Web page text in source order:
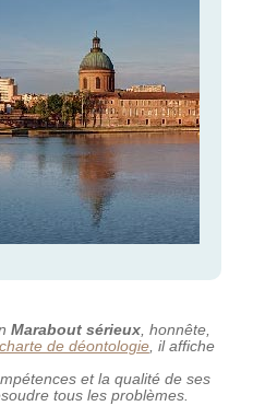
Marabout sérieux, honnête,
charte de déontologie, il affiche
et la qualité de ses
tous les problèmes.